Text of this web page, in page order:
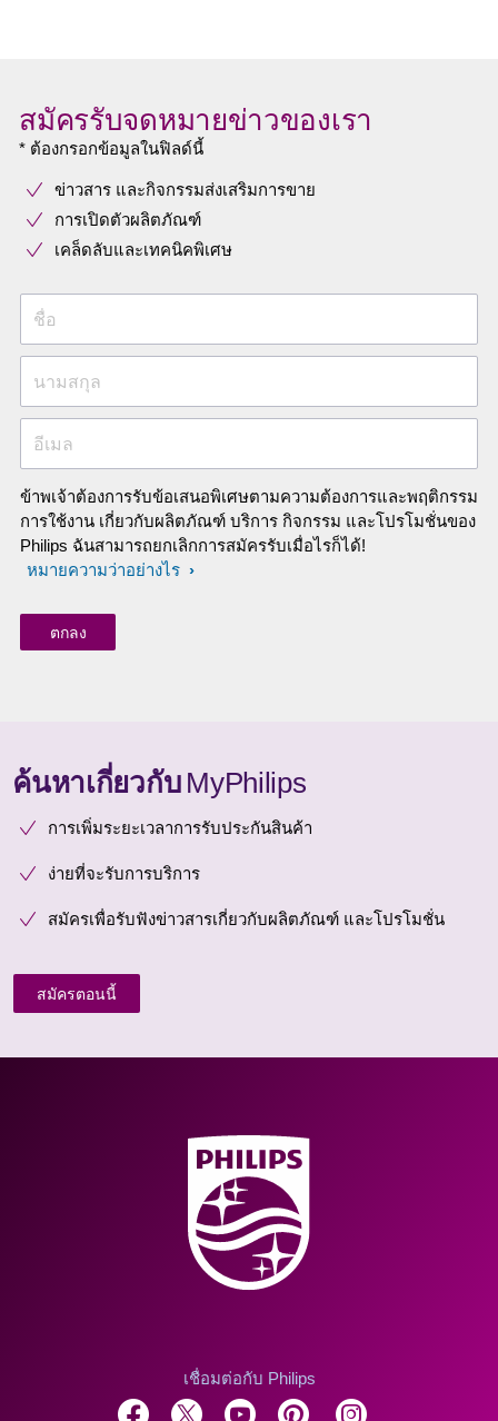
สมัครรับจดหมายข่าวของเรา
* ต้องกรอกข้อมูลในฟิลด์นี้
ข่าวสาร และกิจกรรมส่งเสริมการขาย
การเปิดตัวผลิตภัณฑ์
เคล็ดลับและเทคนิคพิเศษ
ชื่อ
นามสกุล
อีเมล
ข้าพเจ้าต้องการรับข้อเสนอพิเศษตามความต้องการและพฤติกรรม
การใช้งาน เกี่ยวกับผลิตภัณฑ์ บริการ กิจกรรม และโปรโมชั่นของ
Philips ฉันสามารถยกเลิกการสมัครรับเมื่อไรก็ได้!
หมายความว่าอย่างไร
ค้นหาเกี่ยวกับ MyPhilips
การเพิ่มระยะเวลาการรับประกันสินค้า
ง่ายที่จะรับการบริการ
สมัครเพื่อรับฟังข่าวสารเกี่ยวกับผลิตภัณฑ์ และโปรโมชั่น
สมัครตอนนี้
เชื่อมต่อกับ Philips